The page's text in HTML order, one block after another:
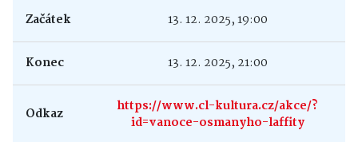
Začátek 13. 12. 2025, 19:00
Konec 13. 12. 2025, 21:00
Odkaz
https://www.cl-kultura.cz/akce/?
id=vanoce-osmanyho-laffity